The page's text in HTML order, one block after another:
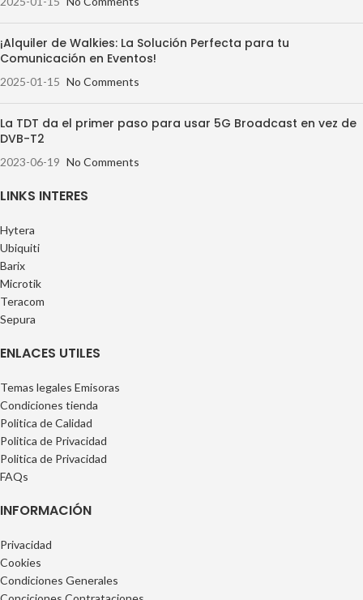
¡Alquiler de Walkies: La Solución Perfecta para tu
Comunicación en Eventos!
2025-01-15 No Comments
La TDT da el primer paso para usar 5G Broadcast en vez de
DVB-T2
2023-06-19 No Comments
LINKS INTERES
Hytera
Ubiquiti
Barix
Microtik
Teracom
Sepura
ENLACES UTILES
Temas legales Emisoras
Condiciones tienda
Politica de Calidad
Politica de Privacidad
Politica de Privacidad
FAQs
INFORMACIÓN
Privacidad
Cookies
Condiciones Generales